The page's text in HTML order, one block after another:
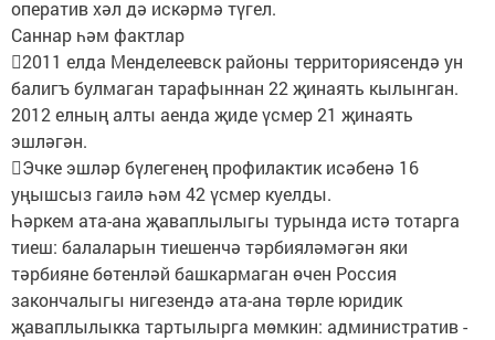
оператив хәл дә искәрмә түгел.
Саннар һәм фактлар
2011 елда Менделеевск районы территориясендә ун
балигъ булмаган тарафыннан 22 җинаять кылынган.
2012 елның алты аенда җиде үсмер 21 җинаять
эшләгән.
Эчке эшләр бүлегенең профилактик исәбенә 16
уңышсыз гаилә һәм 42 үсмер куелды.
Һәркем ата-ана җаваплылыгы турында истә тотарга
тиеш: балаларын тиешенчә тәрбияләмәгән яки
тәрбияне бөтенләй башкармаган өчен Россия
закончалыгы нигезендә ата-ана төрле юридик
җаваплылыкка тартылырга мөмкин: административ -